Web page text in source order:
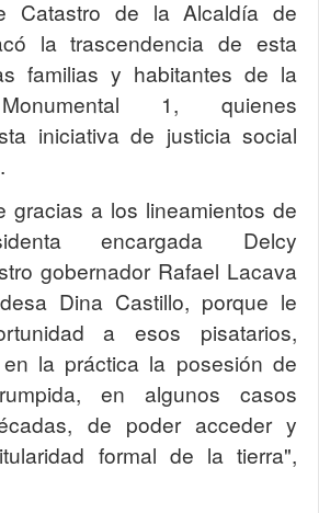
Catastro de la Alcaldía de
la trascendencia de esta
familias y habitantes de la
1, quienes
iniciativa de justicia social
gracias a los lineamientos de
encargada Delcy
gobernador Rafael Lacava
Dina Castillo, porque le
a esos pisatarios,
la práctica la posesión de
en algunos casos
de poder acceder y
formal de la tierra",